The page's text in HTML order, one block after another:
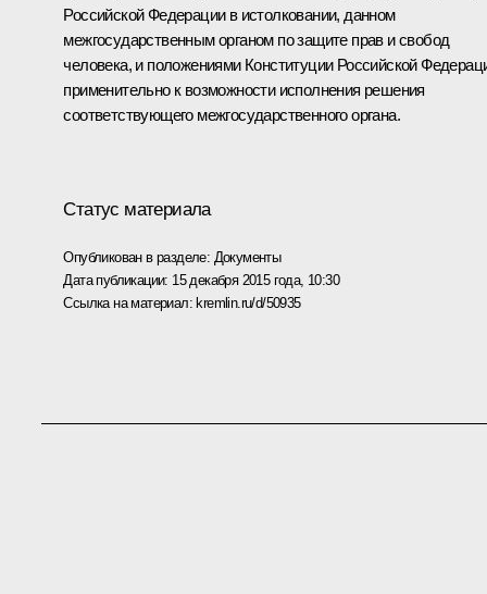
Российской Федерации в истолковании, данном
межгосударственным органом по защите прав и свобод
человека, и положениями Конституции Российской
применительно к возможности исполнения решения
соответствующего межгосударственного органа.
Статус материала
Опубликован в разделе: Документы
Дата публикации: 15 декабря 2015 года, 10:30
Ссылка на материал: kremlin.ru/d/50935